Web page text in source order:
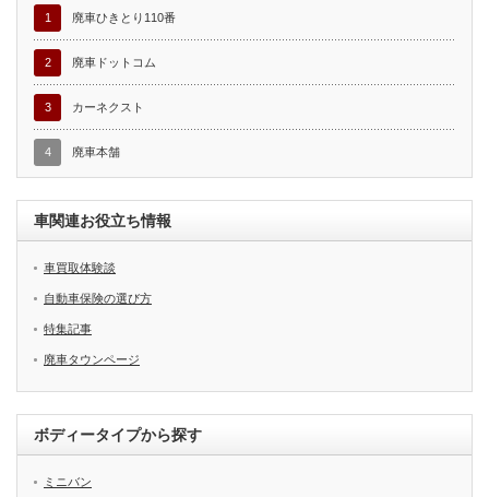
1 廃車ひきとり110番
2 廃車ドットコム
3 カーネクスト
4 廃車本舗
車関連お役立ち情報
車買取体験談
自動車保険の選び方
特集記事
廃車タウンページ
ボディータイプから探す
ミニバン